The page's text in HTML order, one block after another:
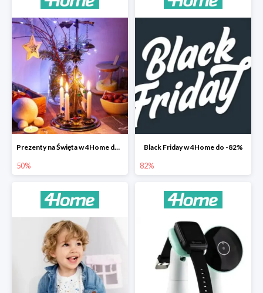
Prezenty na Święta w 4Home do -50%
50%
Black Friday w 4Home do -82%
82%